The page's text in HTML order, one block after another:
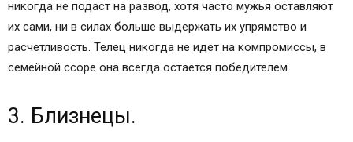
никогда не подаст на развод, хотя часто мужья оставляют
их сами, ни в силах больше выдержать их упрямство и
расчетливость. Телец никогда не идет на компромиссы, в
3. Близнецы.